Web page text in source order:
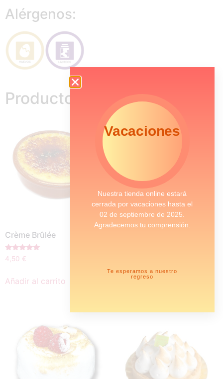
Alérgenos:
Productos relacionados
Crème Brûlée
Valorado
con
4,50 €
Añadir al carrito
Añadir al carrito
Vacaciones
Nuestra tienda online estará
cerrada por vacaciones hasta el
02 de septiembre de 2025.
Agradecemos tu comprensión.
Te esperamos a nuestro
regreso